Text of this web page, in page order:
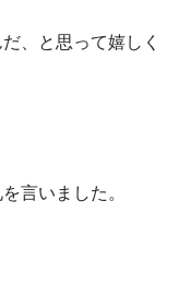
、と思って嬉しく
言いました。